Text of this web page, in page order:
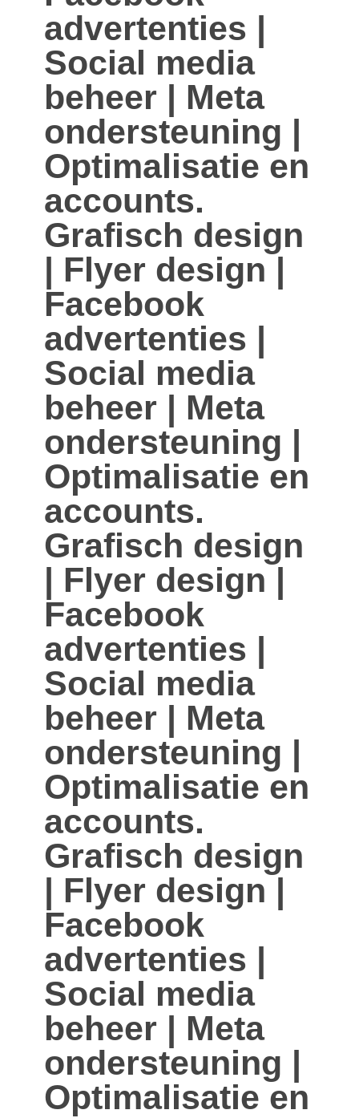
advertenties |
Social media
beheer | Meta
ondersteuning |
Optimalisatie en
accounts.
Grafisch design
| Flyer design |
Facebook
advertenties |
Social media
beheer | Meta
ondersteuning |
Optimalisatie en
accounts.
Grafisch design
| Flyer design |
Facebook
advertenties |
Social media
beheer | Meta
ondersteuning |
Optimalisatie en
accounts.
Grafisch design
| Flyer design |
Facebook
advertenties |
Social media
beheer | Meta
ondersteuning |
Optimalisatie en